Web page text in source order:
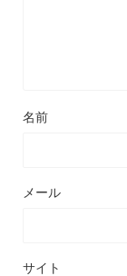
名前
メール
サイト